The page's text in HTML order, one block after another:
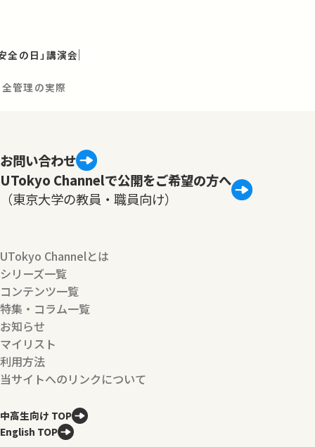
全の日」講演会
管理の実際
お問い合わせ
UTokyo Channelで公開をご希望の方へ
（東京大学の教員・職員向け）
UTokyo Channelとは
シリーズ一覧
コンテンツ一覧
特集・コラム一覧
お知らせ
マイリスト
利用方法
当サイトへのリンクについて
中高生向け TOP
English TOP